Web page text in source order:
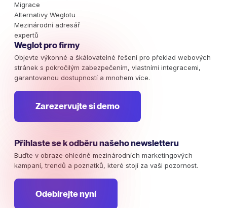
Migrace
Alternativy Weglotu
Mezinárodní adresář
expertů
Weglot pro firmy
Objevte výkonné a škálovatelné řešení pro překlad webových
stránek s pokročilým zabezpečením, vlastními integracemi,
garantovanou dostupností a mnohem více.
Zarezervujte si demo
Přihlaste se k odběru našeho newsletteru
Buďte v obraze ohledně mezinárodních marketingových
kampaní, trendů a poznatků, které stojí za vaši pozornost.
Odebírejte nyní